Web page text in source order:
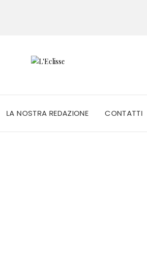
LA NOSTRA REDAZIONE CONTATTI